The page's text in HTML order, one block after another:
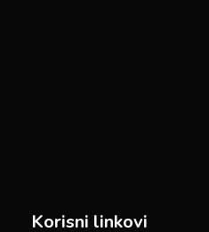
Korisni linkovi